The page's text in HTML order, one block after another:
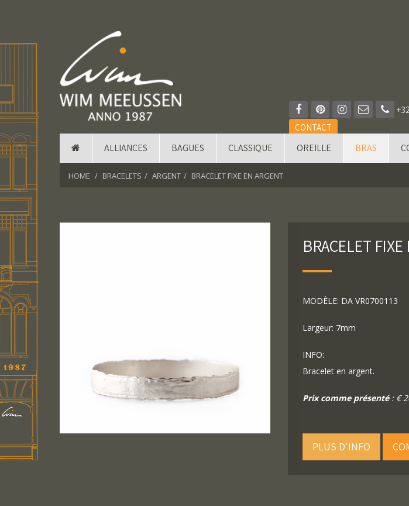
CONTACT
ALLIANCES BAGUES CLASSIQUE OREILLE BRAS
HOME BRACELETS ARGENT BRACELET FIXE EN ARGENT
BRACELET
MODÈLE: DA VR0700113
Largeur: 7mm
INFO:
Bracelet en argent.
Prix comme présenté: €
PLUS D'INFO